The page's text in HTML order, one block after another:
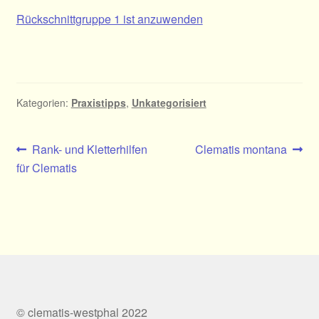
Rückschnittgruppe 1 ist anzuwenden
Kategorien: Praxistipps, Unkategorisiert
Beitragsnavigation
Vorheriger
Beitrag:
Rank- und Kletterhilfen
für Clematis
Nächster
Clematis montana
© clematis-westphal 2022